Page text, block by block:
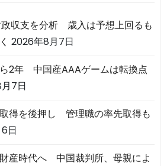
収支を分析 歳入は予想上回るも
2026年8月7日
ら2年 中国産AAAゲームは転換点
7日
得を後押し 管理職の率先取得も
日
産時代へ 中国裁判所、母親によ